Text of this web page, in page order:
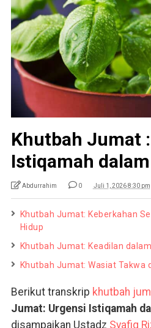
Khutbah Jumat
Istiqamah
Abdurrahim 0 Juli 1, 2026 8:30 pm
Khutbah Jumat: Keberkahan
Hidup
Khutbah Jumat: Keadilan
Khutbah Jumat: Wasiat Takwa
Berikut transkrip khutbah
Jumat: Urgensi Istiqamah
disampaikan Ustadz Syafiq